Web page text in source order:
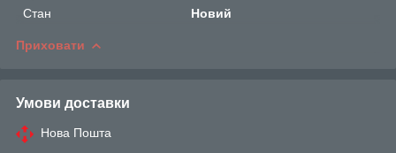
Стан
Новий
Приховати
Умови доставки
Нова Пошта